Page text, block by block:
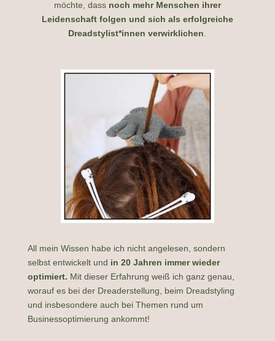
möchte, dass noch mehr Menschen ihrer
Leidenschaft folgen und sich als erfolgreiche
Dreadstylist*innen verwirklichen
All mein Wissen habe ich nicht angelesen, sondern
selbst entwickelt und in 20 Jahren immer wieder
optimiert. Mit dieser Erfahrung weiß ich ganz genau,
worauf es bei der Dreaderstellung, beim Dreadstyling
und insbesondere auch bei Themen rund um
Businessoptimierung ankommt!